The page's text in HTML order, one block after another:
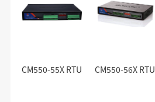
CM550-55X RTU CM550-56X RTU